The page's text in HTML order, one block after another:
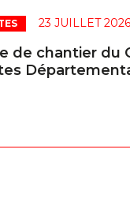
23 JUILLET 2026
de chantier du